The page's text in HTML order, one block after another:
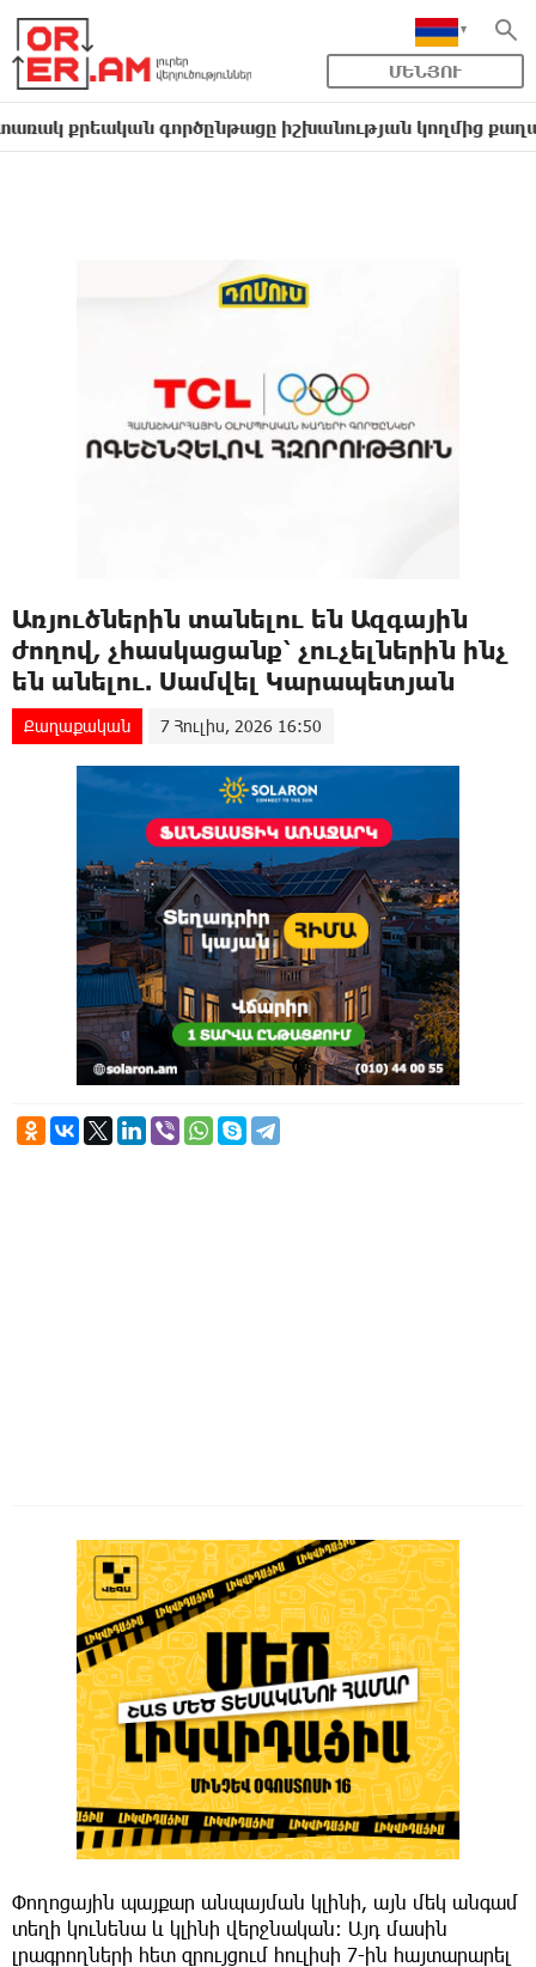
ՄԵՆՅՈՒ
գործընթացը իշխանության կողմից
Առյուծներին տանելու են Ազգային
ժողով, չհասկացանք՝ չուչելներին ինչ
են անելու. Սամվել Կարապետյան
Քաղաքական 7 Հուլիս, 2026 16:50
Փողոցային պայքար անպայման կլինի, այն մեկ անգամ
տեղի կունենա և կլինի վերջնական։ Այդ մասին
լրագրողների հետ զրույցում հուլիսի 7-ին հայտարարել